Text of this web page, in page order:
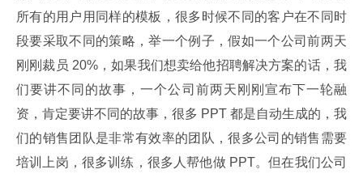
所有的用户用同样的模板，很多时候不同的客户在不同时
段要采取不同的策略，举一个例子，假如一个公司前两天
刚刚裁员 20%，如果我们想卖给他招聘解决方案的话，我
们要讲不同的故事，一个公司前两天刚刚宣布下一轮融
资，肯定要讲不同的故事，很多 PPT 都是自动生成的，我
们的销售团队是非常有效率的团队，很多公司的销售需要
培训上岗，很多训练，很多人帮他做 PPT。但在我们公司